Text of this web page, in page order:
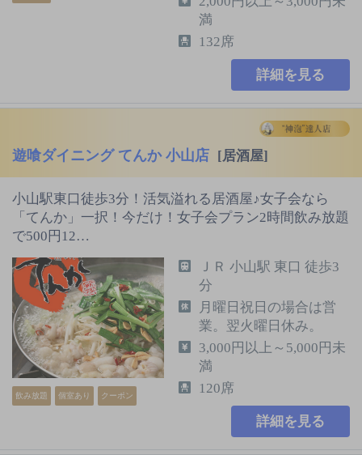
満
132席
詳細を見る
遊喰ダイニング てんか 小山店 [居酒屋]
小山駅東口徒歩3分！活気溢れる居酒屋♪女子会なら
「てんか」一択！今だけ！女子会プラン2時間飲み放題
で500円12…
飲み放題 個室あり クーポン
ＪＲ 小山駅 東口 徒歩3
分
月曜日祝日の場合は営
業。翌火曜日休み。
3,000円以上～5,000円未
満
120席
詳細を見る